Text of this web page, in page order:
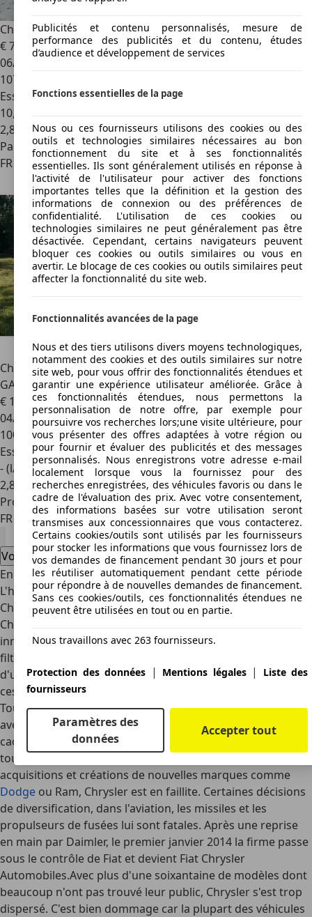
Chrysler Sebring
Sebring Cabriolet 2.7i V6LX A
€ 7 990
06/2003
107 000 km
Essence
10,2 l/100 km (mixte)
2,8
Particulier
FR 74100Annemasse
Chrysler Le BaronCabriolet 3.0L V6 Première main
GARANTIES 12 MOIS
€ 10 990
04/1992
100 000 km
Essence
- (l/100 km)
2,8
Professionnel
FR 63500Le Broc
Voir toutes les offres Chrysler cabriolet
En avance sur son temps grâce aux innovations
L'histoire de Chrysler débute le 6 juin 1925 lorsque Walter
Chrysler réorganise la Maxwell Motor Company en
Chrysler Corporation. Dès le premier modèle le fabricant
innove avec son six cylindres. Il dispose d'un carburateur à
filtre à air, d'une motorisation à fort taux de compression,
d'une lubrification sous pression et d'un filtre à huile. Tous
ces équipements sont absents des véhicules de l'époque.
Tout comme les jantes striées qui facilitent la conduite
avec un pneu crevé ou bien encore les silent blocks en
caoutchouc. Ces inventions deviendront la norme pour
toute l'industrie automobile. Après de nombreuses
acquisitions et créations de nouvelles marques comme
Dodge ou Ram, Chrysler est en faillite. Certaines décisions
de diversification, dans l'aviation, les missiles et les
propulseurs de fusées lui sont fatales. Après une reprise
en main par Daimler, le premier janvier 2014 la firme passe
sous le contrôle de Fiat et devient Fiat Chrysler
Automobiles.Avec plus d'une soixantaine de modèles dont
beaucoup n'ont pas trouvé leur public, Chrysler s'est trop
dispersé. C'est bien dommage car la plupart des véhicules
Publicités et contenu personnalisés, mesure de
performance des publicités et du contenu, études
d’audience et développement de services
Fonctions essentielles de la page
Nous ou ces fournisseurs utilisons des cookies ou des
outils et technologies similaires nécessaires au bon
fonctionnement du site et à ses fonctionnalités
essentielles. Ils sont généralement utilisés en réponse à
l'activité de l'utilisateur pour activer des fonctions
importantes telles que la définition et la gestion des
informations de connexion ou des préférences de
confidentialité. L'utilisation de ces cookies ou
technologies similaires ne peut généralement pas être
désactivée. Cependant, certains navigateurs peuvent
bloquer ces cookies ou outils similaires ou vous en
avertir. Le blocage de ces cookies ou outils similaires peut
affecter la fonctionnalité du site web.
Fonctionnalités avancées de la page
Nous et des tiers utilisons divers moyens technologiques,
notamment des cookies et des outils similaires sur notre
site web, pour vous offrir des fonctionnalités étendues et
garantir une expérience utilisateur améliorée. Grâce à
ces fonctionnalités étendues, nous permettons la
personnalisation de notre offre, par exemple pour
poursuivre vos recherches lors;une visite ultérieure, pour
vous présenter des offres adaptées à votre région ou
pour fournir et évaluer des publicités et des messages
personnalisés. Nous enregistrons votre adresse e-mail
localement lorsque vous la fournissez pour des
recherches enregistrées, des véhicules favoris ou dans le
cadre de l'évaluation des prix. Avec votre consentement,
des informations basées sur votre utilisation seront
transmises aux concessionnaires que vous contacterez.
Certains cookies/outils sont utilisés par les fournisseurs
pour stocker les informations que vous fournissez lors de
vos demandes de financement pendant 30 jours et pour
les réutiliser automatiquement pendant cette période
pour répondre à de nouvelles demandes de financement.
Sans ces cookies/outils, ces fonctionnalités étendues ne
peuvent être utilisées en tout ou en partie.
Nous travaillons avec 263 fournisseurs.
Protection des données | Mentions légales|
Liste des
fournisseurs
Paramètres des
données
Accepter tout